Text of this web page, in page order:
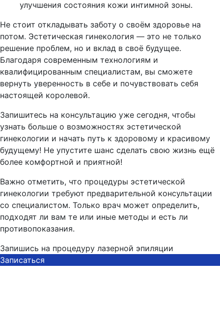
улучшения состояния кожи интимной зоны.
Не стоит откладывать заботу о своём здоровье на
потом. Эстетическая гинекология — это не только
решение проблем, но и вклад в своё будущее.
Благодаря современным технологиям и
квалифицированным специалистам, вы сможете
вернуть уверенность в себе и почувствовать себя
настоящей королевой.
Запишитесь на консультацию уже сегодня, чтобы
узнать больше о возможностях эстетической
гинекологии и начать путь к здоровому и красивому
будущему! Не упустите шанс сделать свою жизнь ещё
более комфортной и приятной!
Важно отметить, что процедуры эстетической
гинекологии требуют предварительной консультации
со специалистом. Только врач может определить,
подходят ли вам те или иные методы и есть ли
противопоказания.
Запишись на процедуру лазерной эпиляции
Записаться